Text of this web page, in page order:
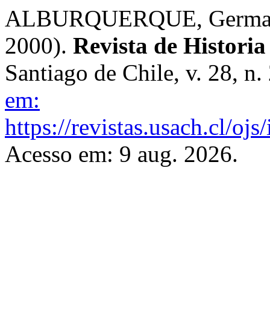
ALBURQUERQUE,
2000). Revista de
Santiago de Chile, v. 28,
em:
https://revistas.usach.cl/
Acesso em: 9 aug. 2026.